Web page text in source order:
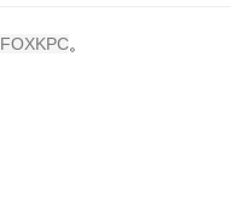
FOXKPC。